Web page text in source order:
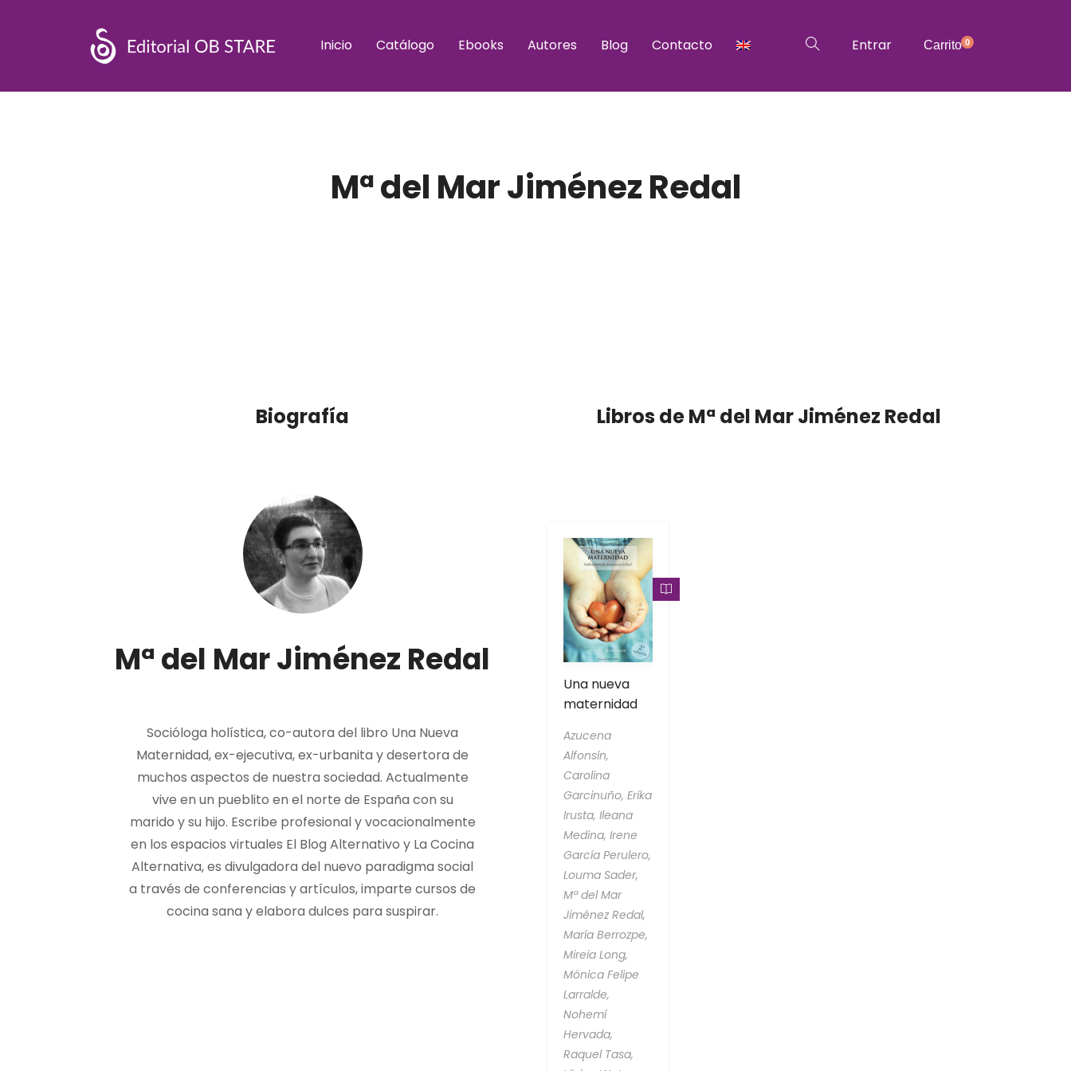
Inicio Catálogo Ebooks Autores Blog Contacto Entrar Carrito0
Mª del Mar Jiménez Redal
Biografía
Mª del Mar Jiménez Redal
Socióloga holística, co-autora del libro Una Nueva
Maternidad, ex-ejecutiva, ex-urbanita y desertora de
muchos aspectos de nuestra sociedad. Actualmente
vive en un pueblito en el norte de España con su
marido y su hijo. Escribe profesional y vocacionalmente
en los espacios virtuales El Blog Alternativo y La Cocina
Alternativa, es divulgadora del nuevo paradigma social
a través de conferencias y artículos, imparte cursos de
cocina sana y elabora dulces para suspirar.
Libros de Mª del Mar Jiménez Redal
Una nueva
maternidad
Azucena
Alfonsín,
Carolina
Garcinuño, Erika
Irusta, Ileana
Medina, Irene
García Perulero,
Louma Sader,
Mª del Mar
Jiménez Redal,
María Berrozpe,
Mireia Long,
Mónica Felipe
Larralde,
Nohemí
Hervada,
Raquel Tasa,